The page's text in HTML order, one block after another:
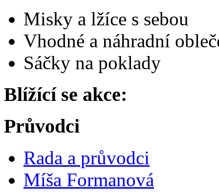
Misky a lžíce s sebou
Vhodné a náhradní
Sáčky na poklady
Blížící se akce:
Průvodci
Rada a průvodci
Míša Formanová